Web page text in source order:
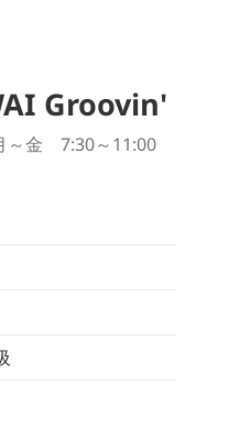
Groovin'
金 7:30～11:00